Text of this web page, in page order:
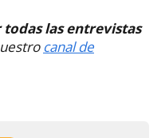
todas las entrevistas
canal de